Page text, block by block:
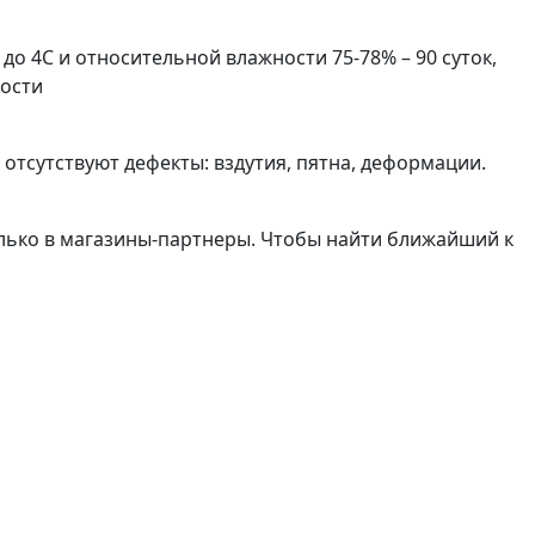
4С и относительной влажности 75-78% – 90 суток,
дефекты: вздутия, пятна, деформации.
в магазины-партнеры. Чтобы найти ближайший к